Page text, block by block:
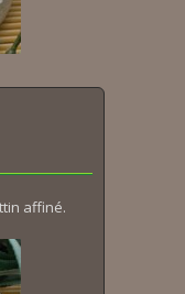
affiné.